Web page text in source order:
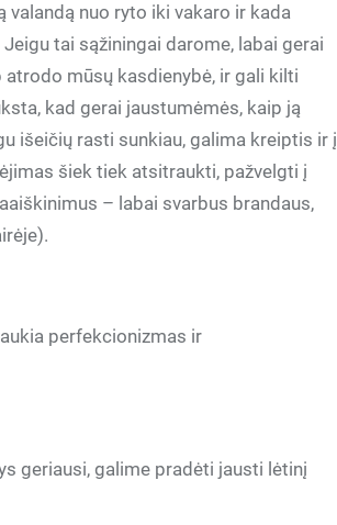
valandą nuo ryto iki vakaro ir kada
tai sąžiningai darome, labai gerai
atrodo mūsų kasdienybė, ir gali kilti
kad gerai jaustumėmės, kaip ją
išeičių rasti sunkiau, galima kreiptis ir į
šiek tiek atsitraukti, pažvelgti į
– labai svarbus brandaus,
perfekcionizmas ir
geriausi, galime pradėti jausti lėtinį